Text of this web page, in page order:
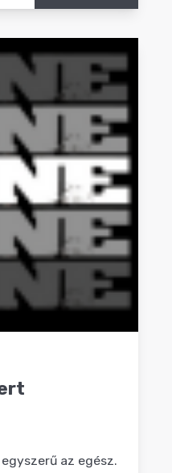
az egész.